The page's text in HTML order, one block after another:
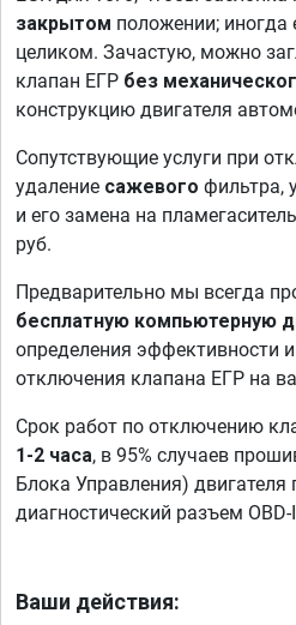
закрытом положении; иногда
целиком. Зачастую, можно
клапан ЕГР без
конструкцию двигателя
Сопутствующие услуги при
удаление сажевого фильтра,
и его замена на
руб.
Предварительно мы всегда
бесплатную компьютерную
определения эффективности
отключения клапана ЕГР на
Срок работ по отключению
1-2 часа, в 95% случаев
Блока Управления) двигателя
диагностический разъем OBD-
Ваши действия: